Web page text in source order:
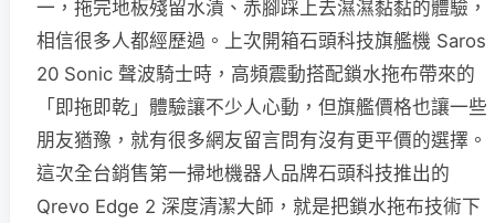
一，拖完地板殘留水漬、赤腳踩上去濕濕黏黏的體驗，
相信很多人都經歷過。上次開箱石頭科技旗艦機 Saros
20 Sonic 聲波騎士時，高頻震動搭配鎖水拖布帶來的
「即拖即乾」體驗讓不少人心動，但旗艦價格也讓一些
朋友猶豫，就有很多網友留言問有沒有更平價的選擇。
這次全台銷售第一掃地機器人品牌石頭科技推出的
Qrevo Edge 2 深度清潔大師，就是把鎖水拖布技術下